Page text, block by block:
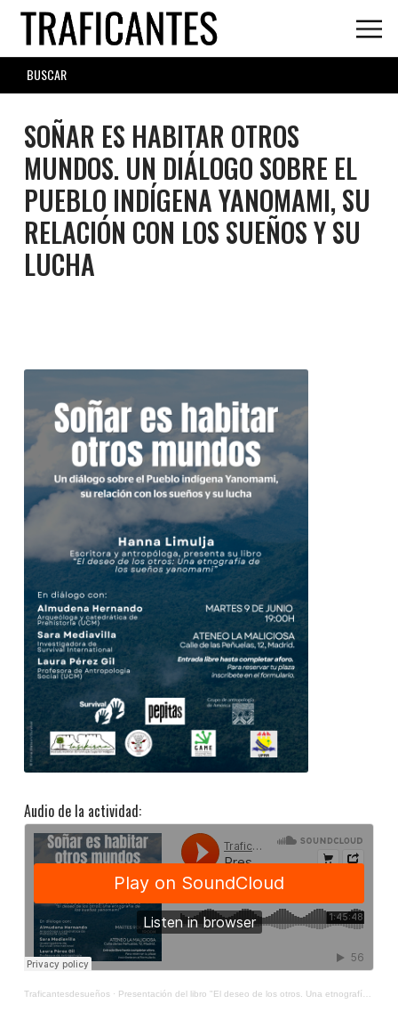
Skip
main
content
SEARCH
FORM
SOÑAR ES HABITAR OTROS
MUNDOS. UN DIÁLOGO SOBRE EL
PUEBLO INDÍGENA YANOMAMI, SU
RELACIÓN CON LOS SUEÑOS Y SU
LUCHA
Audio de la actividad:
Traficantesdesueños· Presentación del libro "El deseo de los otros. Una etnografía de los sueños Yanomani"